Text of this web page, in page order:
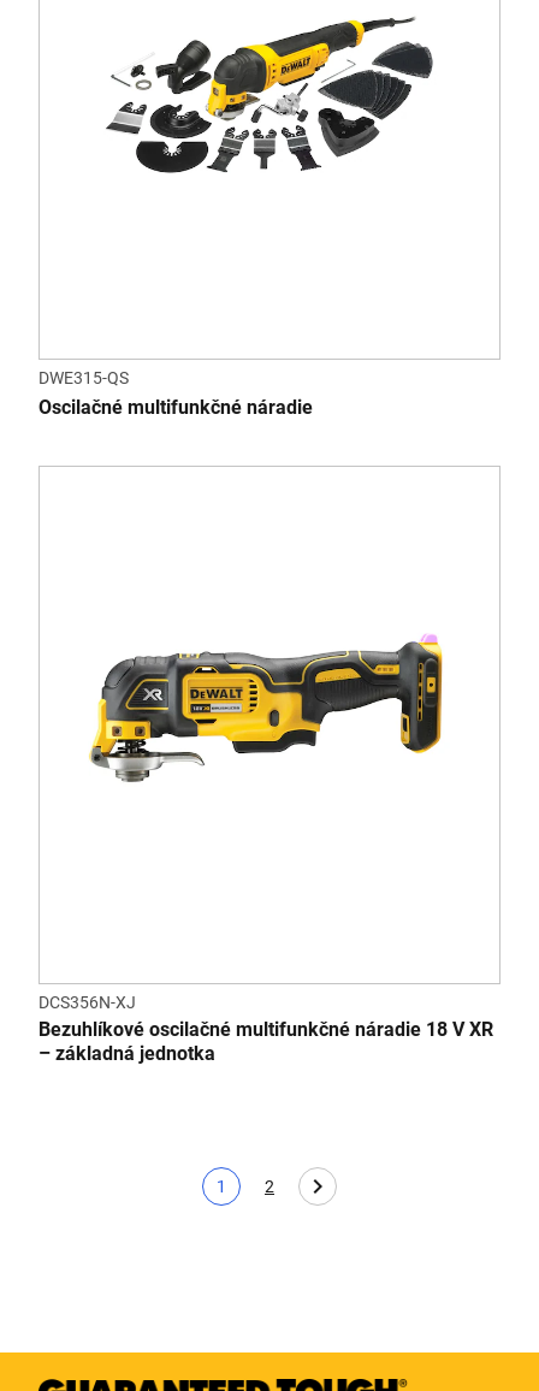
DWE315-QS
Oscilačné multifunkčné náradie
DCS356N-XJ
Bezuhlíkové oscilačné multifunkčné náradie 18 V XR
– základná jednotka
Aktuálna strana
1
Page
2